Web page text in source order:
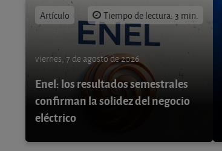
Artículo Tiempo de lectura: 3 min.
viernes, 7 de agosto de 2026
Enel: los resultados semestrales
confirman la solidez del negocio
eléctrico